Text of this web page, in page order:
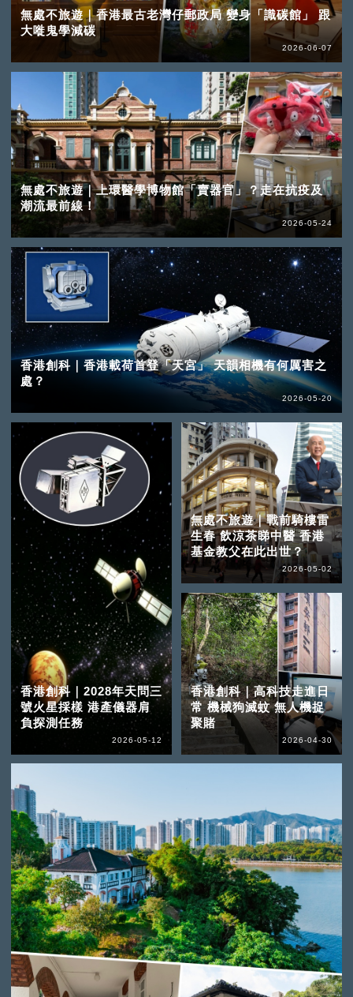
無處不旅遊｜香港最古老灣仔郵政局 變身「識碳館」 跟
大嘥鬼學減碳
2026-06-07
無處不旅遊｜上環醫學博物館「賣器官」？走在抗疫及
潮流最前線！
2026-05-24
香港創科｜香港載荷首登「天宮」 天韻相機有何厲害之
處？
2026-05-20
香港創科｜2028年天問三
號火星採樣 港產儀器肩
負探測任務
2026-05-12
無處不旅遊｜戰前騎樓雷
生春 飲涼茶睇中醫 香港
基金教父在此出世？
2026-05-02
香港創科｜高科技走進日
常 機械狗滅蚊 無人機捉
聚賭
2026-04-30